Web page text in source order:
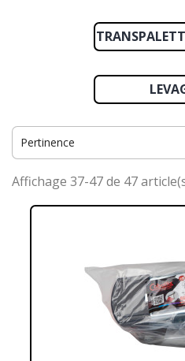
Pertinence
Affichage 37-47 de 47